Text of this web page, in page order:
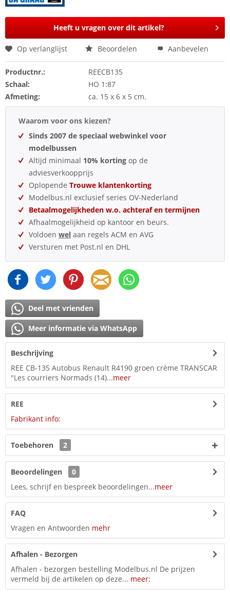
Heeft u vragen over dit artikel?
Op verlanglijst Beoordelen Aanbevelen
Productnr.:
REECB135
Schaal:
HO 1:87
Afmeting:
ca. 15 x 6 x 5 cm.
Waarom voor ons kiezen?
Sinds 2007 de speciaal webwinkel voor
modelbussen
Altijd minimaal 10% korting op de
adviesverkoopprijs
Oplopende Trouwe klantenkorting
Modelbus.nl exclusief series OV-Nederland
Betaalmogelijkheden w.o. achteraf en termijnen
Afhaalmogelijkheid op kantoor en beurs.
Voldoen wel aan regels ACM en AVG
Versturen met Post.nl en DHL
Deel met vrienden
Meer informatie via WhatsApp
Beschrijving
REE CB-135 Autobus Renault R4190 groen crème TRANSCAR
"Les courriers Normads (14)...meer
REE
Fabrikant info:
Toebehoren 2
Beoordelingen
0
Lees, schrijf en bespreek beoordelingen...meer
FAQ
Vragen en Antwoorden mehr
Afhalen - Bezorgen
Afhalen - bezorgen bestelling Modelbus.nl De prijzen
vermeld bij de artikelen op deze... meer: